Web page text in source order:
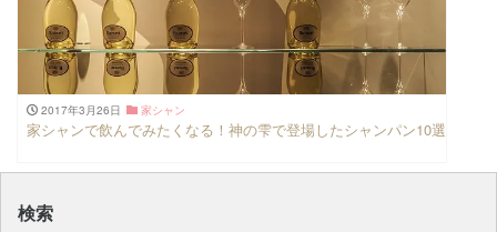
2017年3月26日 家シャン
家シャンで飲んでみたくなる！神の雫で登場したシャンパン10選
検索